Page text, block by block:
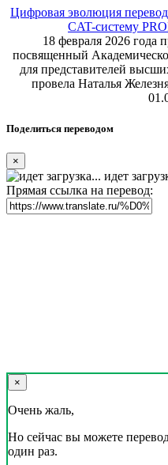
Цифровая эволюция
CAT-систему
18 февраля 2026 года
посвященный
для представителей
провела Наталья
Поделиться переводом
×
идет
Прямая ссылка на перевод:
×
Очень жаль,
Но сейчас вы можете
один раз.